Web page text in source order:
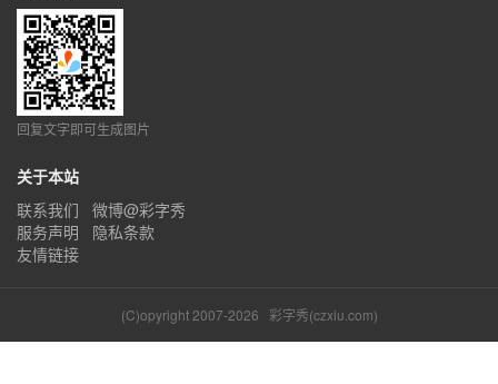
回复文字即可生成图片
关于本站
联系我们
微博@彩字秀
服务声明
隐私条款
友情链接
(C)opyright 2007-2026 彩字秀(czxiu.com)